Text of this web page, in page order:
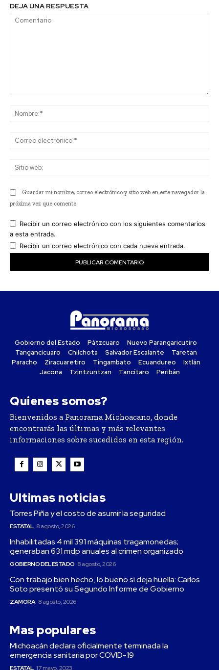
DEJA UNA RESPUESTA
Guardar mi nombre, correo electrónico y sitio web en este navegador la
próxima vez que comente.
Recibir un correo electrónico con los siguientes comentarios
a esta entrada.
Recibir un correo electrónico con cada nueva entrada.
Gobierno del Estado Pátzcuaro
Nuevo Parangaricutiro
Tangancícuaro
Chilchota Salvador Escalante
Taretan
Paracho
Ziracuaretiro Tingambato Ecuandureo
Ixtlán
Jacona
Tzintzuntzan Tancítaro Peribán
Quienes somos?
Bienvenidos a Panorama Michoacano, donde
encontrarás las últimas y más relevantes
informaciones sobre sucedidos en esta región.
Ultimas noticias
Torres Piña y el costo de asumir la seguridad
ESTATAL 8 agosto, 2026
Inhabilitadas 4 mil 391 máquinas tragamonedas;
generaban 631 mdp anuales al crimen organizado
GOBIERNO DEL ESTADO 8 agosto, 2026
Con trabajo bien hecho, lo bueno sí deja huella: Carlos
Soto presentó su Segundo Informe de Gobierno
ZAMORA 8 agosto, 2026
Mas populares
Michoacán declara oficialmente terminada la
emergencia sanitaria por COVID-19
ESTATAL 17 mayo, 2023